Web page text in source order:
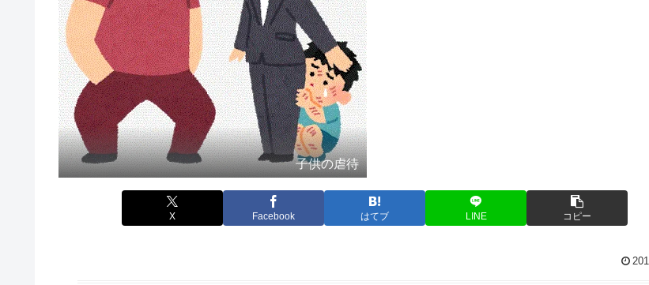
子供の虐待
X Facebook はてブ LINE コピー